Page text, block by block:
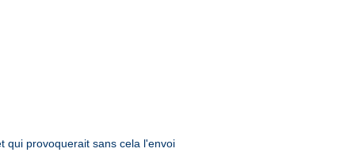
qui provoquerait sans cela l'envoi